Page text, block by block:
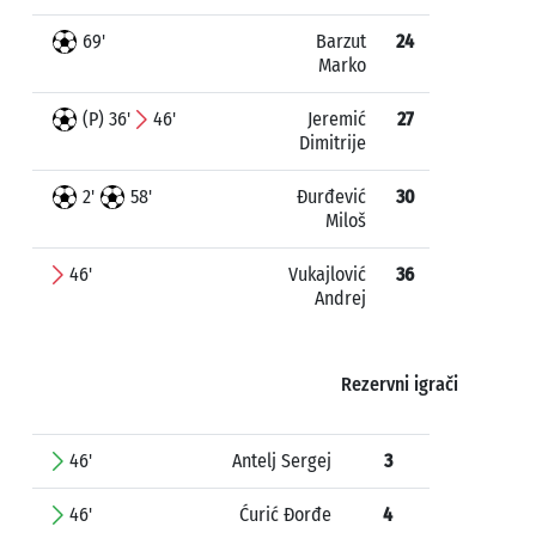
69'
Barzut
Marko
24
(P) 36' 46'
Jeremić
Dimitrije
27
2' 58'
Đurđević
Miloš
30
46'
Vukajlović
Andrej
36
Rezervni igrači
46' Antelj Sergej 3
46' Ćurić Đorđe 4